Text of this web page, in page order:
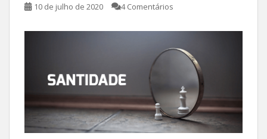
10 de julho de 2020 4 Comentários